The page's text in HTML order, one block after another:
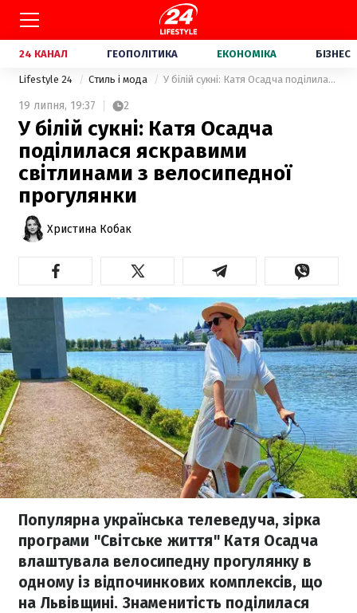
24 КАНАЛ ГЕОПОЛІТИКА ЕКОНОМІКА БІЗНЕС
Lifestyle 24 Стиль і мода У білій сукні: Катя Осадча поділилася яскравими світлинами з велосипедної прогулянки
19 липня, 19:37 2
У білій сукні: Катя Осадча
поділилася яскравими
світлинами з велосипедної
прогулянки
Христина Кобак
Популярна українська телеведуча, зірка
програми "Світське життя" Катя Осадча
влаштувала велосипедну прогулянку в
одному із відпочинкових комплексів, що
на Львівщині. Знаменитість поділилася